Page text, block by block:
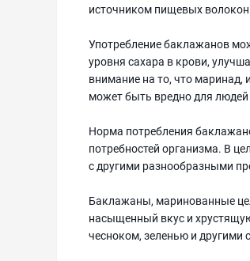
источником пищевых
Употребление баклажанов
уровня сахара в крови,
внимание на то, что маринад,
может быть вредно для
Норма потребления
потребностей организма. В
с другими разнообразными
Баклажаны, маринованные
насыщенный вкус и
чесноком, зеленью и другими